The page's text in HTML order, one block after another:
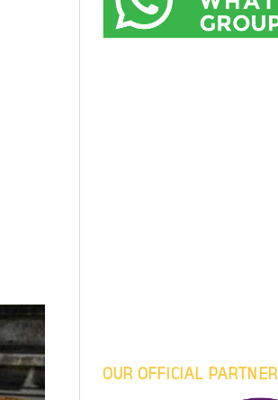
OUR OFFICIAL PARTNER